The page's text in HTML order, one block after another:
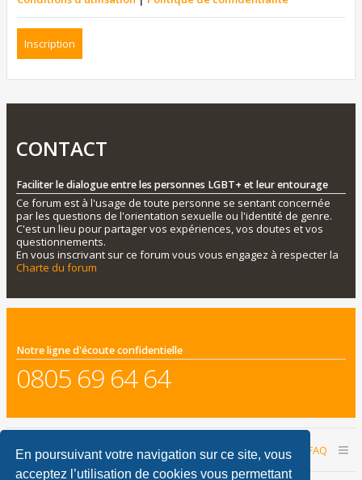
En poursuivant votre navigation sur ce site, vous
acceptez l’utilisation de cookies vous permettant
Inscription
CONTACT
Faciliter le dialogue entre les personnes LGBT+ et leur entourage
Ce forum est à l'usage de toute personne se sentant concernée
par les questions de l'orientation sexuelle ou l'identité de genre.
C'est un lieu pour partager vos expériences, vos doutes et vos
questionnements.
En vous inscrivant sur ce forum vous vous engagez à respecter la
Charte du forum
Notre ligne d'écoute confidentielle
0805 69 64 64
Accueil du forum FAQ
Nous contacter